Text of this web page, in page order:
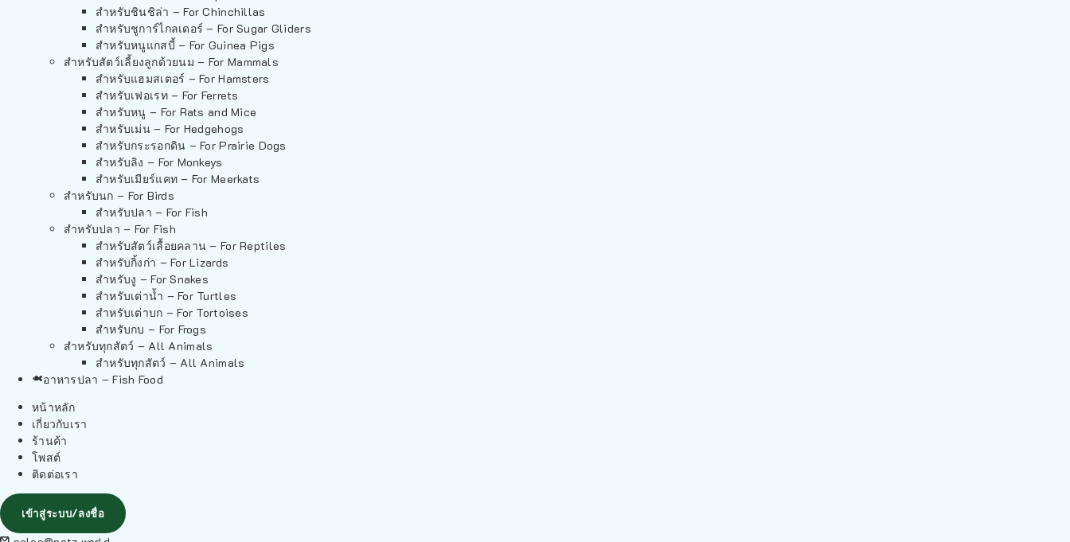
สำหรับชินชิล่า – For Chinchillas
สำหรับชูการ์ไกลเดอร์ – For Sugar Gliders
สำหรับหนูแกสบี้ – For Guinea Pigs
สำหรับสัตว์เลี้ยงลูกด้วยนม – For Mammals
สำหรับแฮมสเตอร์ – For Hamsters
สำหรับเฟอเรท – For Ferrets
สำหรับหนู – For Rats and Mice
สำหรับเม่น – For Hedgehogs
สำหรับกระรอกดิน – For Prairie Dogs
สำหรับลิง – For Monkeys
สำหรับเมียร์แคท – For Meerkats
สำหรับนก – For Birds
สำหรับปลา – For Fish
สำหรับปลา – For Fish
สำหรับสัตว์เลื้อยคลาน – For Reptiles
สำหรับกิ้งก่า – For Lizards
สำหรับงู – For Snakes
สำหรับเต่าน้ำ – For Turtles
สำหรับเต่าบก – For Tortoises
สำหรับกบ – For Frogs
สำหรับทุกสัตว์ – All Animals
สำหรับทุกสัตว์ – All Animals
อาหารปลา – Fish Food
หน้าหลัก
เกี่ยวกับเรา
ร้านค้า
โพสต์
ติดต่อเรา
เข้าสู่ระบบ/ลงชื่อ